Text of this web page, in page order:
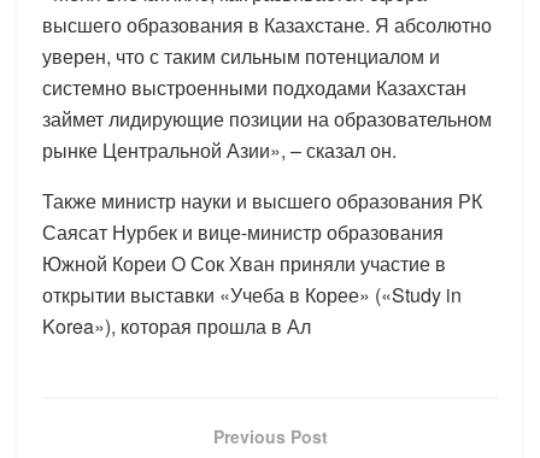
высшего образования в Казахстане. Я абсолютно
уверен, что с таким сильным потенциалом и
системно выстроенными подходами Казахстан
займет лидирующие позиции на образовательном
рынке Центральной Азии», – сказал он.
Также министр науки и высшего образования РК
Саясат Нурбек и вице-министр образования
Южной Кореи О Сок Хван приняли участие в
открытии выставки «Учеба в Корее» («Study in
Korea»), которая прошла в Ал
Previous Post